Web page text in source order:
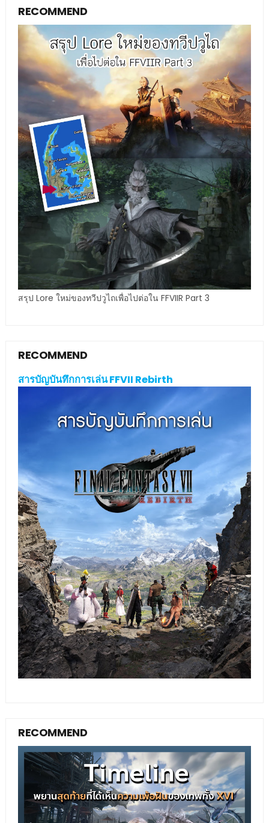
RECOMMEND
สรุป Lore ใหม่ของทวีปวูไถเพื่อไปต่อใน FFVIIR Part 3
RECOMMEND
สารบัญบันทึกการเล่น FFVII Rebirth
RECOMMEND